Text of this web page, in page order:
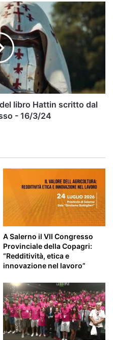
libro Hattin scritto dal
- 16/3/24
A Salerno il VII Congresso
Provinciale della Copagri:
“Redditività, etica e
innovazione nel lavoro”